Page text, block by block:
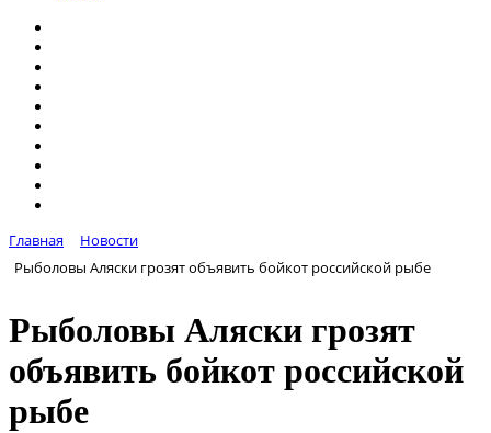
Главная
Новости
Рыболовы Аляски грозят объявить бойкот российской рыбе
Рыболовы Аляски грозят
объявить бойкот российской
рыбе